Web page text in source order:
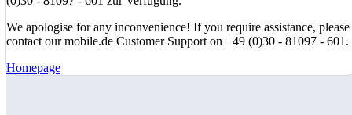
We apologise for any inconvenience! If you require assistance, please
contact our mobile.de Customer Support on +49 (0)30 - 81097 - 601.
Homepage